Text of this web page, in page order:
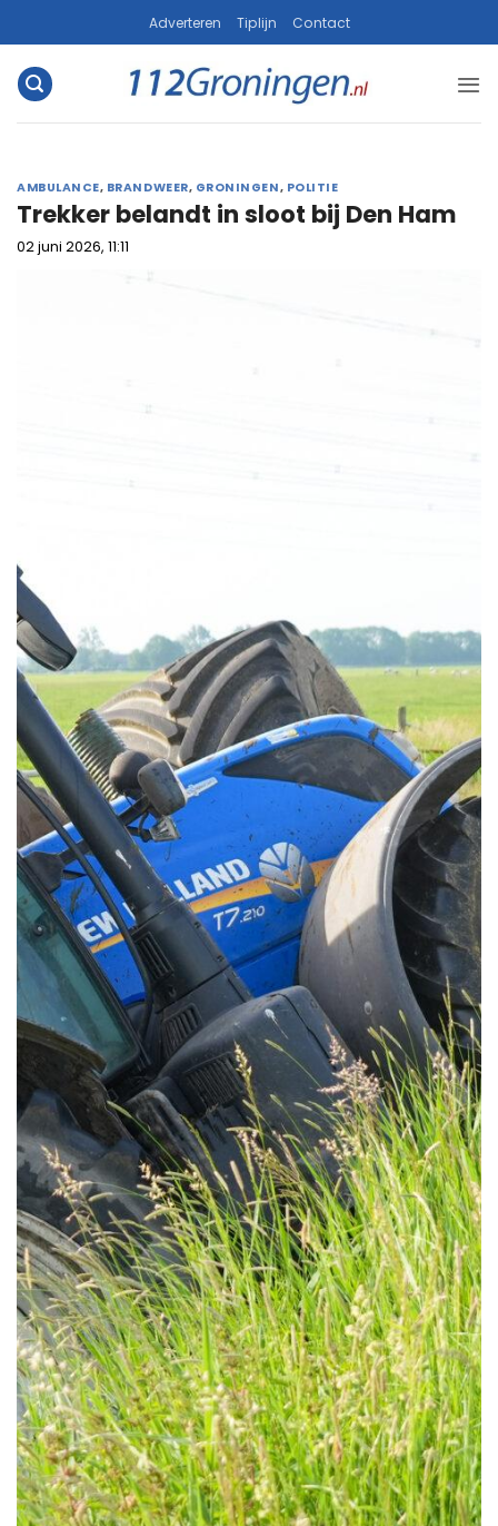
naar
inhoud
Adverteren Tiplijn Contact
AMBULANCE, BRANDWEER, GRONINGEN, POLITIE
Trekker belandt in sloot bij Den Ham
02 juni 2026, 11:11